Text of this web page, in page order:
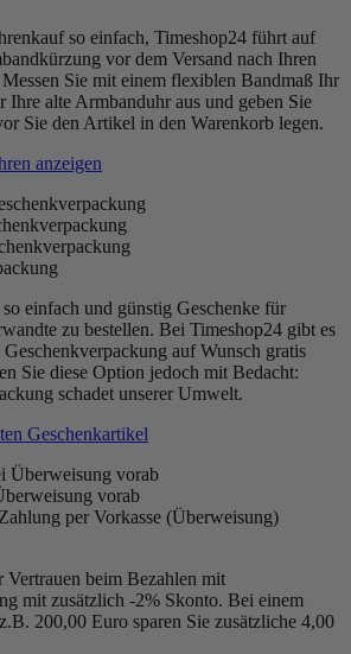
so einfach, Timeshop24 führt auf
vor dem Versand nach Ihren
Sie mit einem flexiblen Bandmaß Ihr
Ihre alte Armbanduhr aus und geben Sie
Sie den Artikel in den Warenkorb legen.
anzeigen
einfach und günstig Geschenke für
zu bestellen. Bei Timeshop24 gibt es
auf Wunsch gratis
Sie diese Option jedoch mit Bedacht:
schadet unserer Umwelt.
Geschenkartikel
vorab
per Vorkasse (Überweisung)
Vertrauen beim Bezahlen mit
mit zusätzlich -2% Skonto. Bei einem
200,00 Euro sparen Sie zusätzliche 4,00